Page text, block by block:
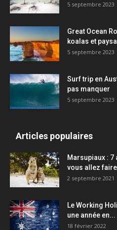
5 septembre 2023
Great Ocean
koalas et
5 septembre 2023
Surf trip en
pas manquer
5 septembre 2023
Articles populaires
Marsupiaux :
vous allez
2 septembre 2021
Le Working
une année en...
18 février 2022